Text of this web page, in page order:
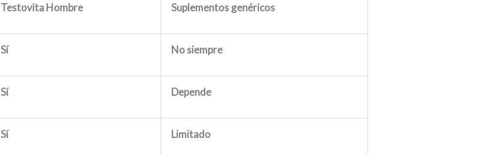
Testovita Hombre Suplementos genéricos
Sí No siempre
Sí Depende
Sí Limitado